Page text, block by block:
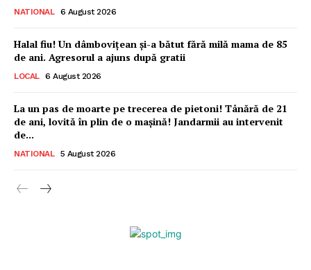
NATIONAL 6 August 2026
Halal fiu! Un dâmbovițean și-a bătut fără milă mama de 85
de ani. Agresorul a ajuns după gratii
LOCAL 6 August 2026
La un pas de moarte pe trecerea de pietoni! Tânără de 21
de ani, lovită în plin de o mașină! Jandarmii au intervenit
de...
NATIONAL 5 August 2026